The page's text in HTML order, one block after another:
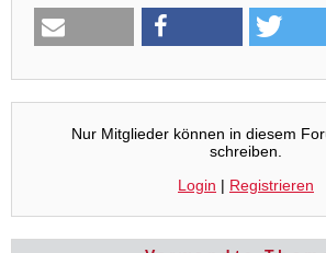
Nur Mitglieder können in diesem
schreiben.
Login | Registrieren